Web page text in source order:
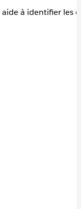
à identifier les